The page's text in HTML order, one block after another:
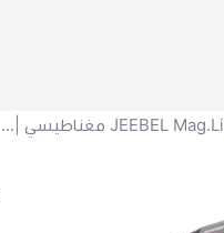
كابل JEEBEL Mag.Link 240W مغناطيسي | أسرع شحن USB-C إلى USB-C